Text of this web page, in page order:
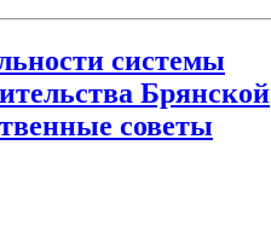
системы
Брянской
советы